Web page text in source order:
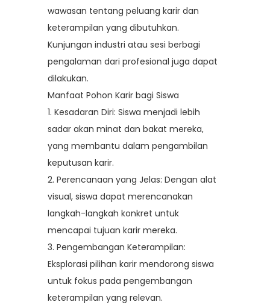
wawasan tentang peluang karir dan
keterampilan yang dibutuhkan.
Kunjungan industri atau sesi berbagi
pengalaman dari profesional juga dapat
dilakukan.
Manfaat Pohon Karir bagi Siswa
1. Kesadaran Diri: Siswa menjadi lebih
sadar akan minat dan bakat mereka,
yang membantu dalam pengambilan
keputusan karir.
2. Perencanaan yang Jelas: Dengan alat
visual, siswa dapat merencanakan
langkah-langkah konkret untuk
mencapai tujuan karir mereka.
3. Pengembangan Keterampilan:
Eksplorasi pilihan karir mendorong siswa
untuk fokus pada pengembangan
keterampilan yang relevan.